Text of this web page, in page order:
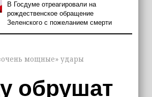
В Госдуме отреагировали на
рождественское обращение
Зеленского с пожеланием смерти
мощные» удары
обрушат